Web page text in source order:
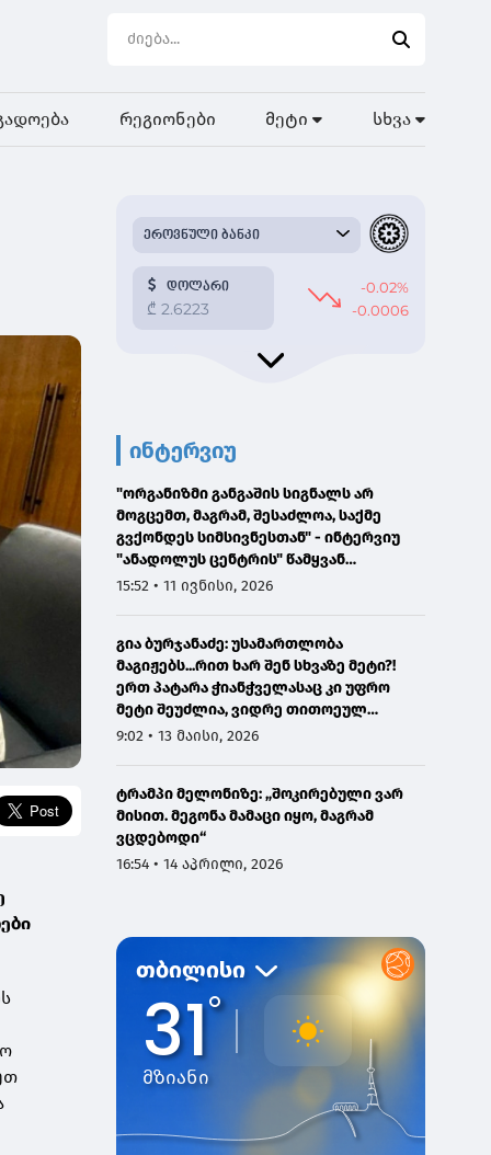
რეგიონები მეტი სხვა
ინტერვიუ
"ორგანიზმი განგაშის სიგნალს არ
მოგცემთ, მაგრამ, შესაძლოა, საქმე
გვქონდეს სიმსივნესთან" - ინტერვიუ
"ანადოლუს ცენტრის" წამყვან
ონკოლოგთან
15:52 • 11 ივნისი, 2026
გია ბურჯანაძე: უსამართლობა
მაგიჟებს...რით ხარ შენ სხვაზე მეტი?!
ერთ პატარა ჭიანჭველასაც კი უფრო
მეტი შეუძლია, ვიდრე თითოეულ
ჩვენგანს...
9:02 • 13 მაისი, 2026
ტრამპი მელონიზე: „შოკირებული ვარ
მისით. მეგონა მამაცი იყო, მაგრამ
ვცდებოდი“
16:54 • 14 აპრილი, 2026